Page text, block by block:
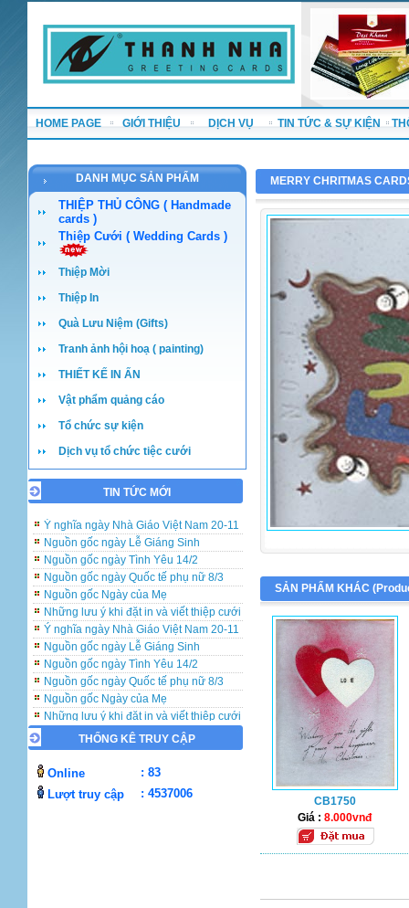
HOME PAGE GIỚI THIỆU DỊCH VỤ TIN TỨC & SỰ KIỆN
DANH MỤC SẢN PHẨM
THIỆP THỦ CÔNG ( Handmade
cards )
Thiệp Cưới ( Wedding Cards )
Thiệp Mời
Thiệp In
Quà Lưu Niệm (Gifts)
Tranh ảnh hội hoạ ( painting)
THIẾT KẾ IN ẤN
Vật phẩm quảng cáo
Tổ chức sự kiện
Dịch vụ tổ chức tiệc cưới
TIN TỨC MỚI
Những lưu ý khi đặt in và viết thiệp cưới
Ý nghĩa ngày Nhà Giáo Việt Nam 20-11
Nguồn gốc ngày Lễ Giáng Sinh
Nguồn gốc ngày Tình Yêu 14/2
Nguồn gốc ngày Quốc tế phụ nữ 8/3
Nguồn gốc Ngày của Mẹ
Những lưu ý khi đặt in và viết thiệp cưới
Ý nghĩa ngày Nhà Giáo Việt Nam 20-11
Nguồn gốc ngày Lễ Giáng Sinh
Nguồn gốc ngày Tình Yêu 14/2
Nguồn gốc ngày Quốc tế phụ nữ 8/3
Nguồn gốc Ngày của Mẹ
Những lưu ý khi đặt in và viết thiệp cưới
Ý nghĩa ngày Nhà Giáo Việt Nam 20-11
Nguồn gốc ngày Lễ Giáng Sinh
Nguồn gốc ngày Quốc tế phụ nữ 8/3
Nguồn gốc Ngày của Mẹ
THỐNG KÊ TRUY CẬP
Online
: 83
Lượt truy cập
: 4537006
MERRY CHRITMAS
SẢN PHẨM KHÁC (
CB1750
Giá :8.000vnđ